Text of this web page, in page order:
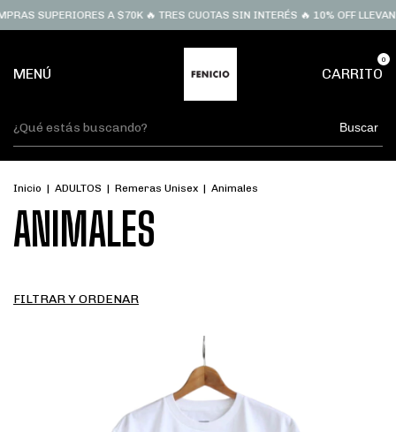
SUPERIORES A $70K 🔥 TRES CUOTAS SIN INTERÉS 🔥 10% OFF
MENÚ CARRITO
0
Buscar
Inicio | ADULTOS | Remeras Unisex | Animales
ANIMALES
FILTRAR Y ORDENAR